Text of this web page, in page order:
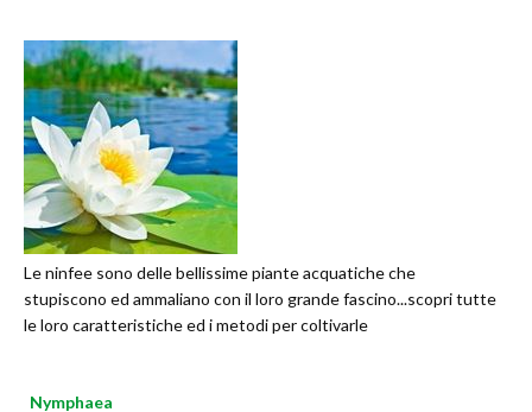
Le ninfee sono delle bellissime piante acquatiche che
stupiscono ed ammaliano con il loro grande fascino...scopri tutte
le loro caratteristiche ed i metodi per coltivarle
Nymphaea